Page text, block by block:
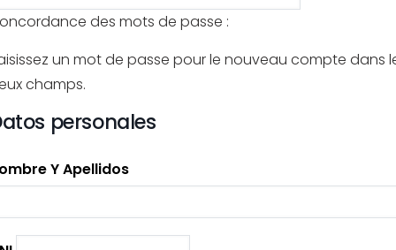
des mots de passe :
un mot de passe pour le nouveau compte dans
champs.
personales
Y Apellidos